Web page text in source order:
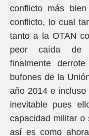
conflicto más
conflicto, lo cual
tanto a la OTAN
peor caída de
finalmente
bufones de la
año 2014 e
inevitable pues
capacidad militar o
así es como